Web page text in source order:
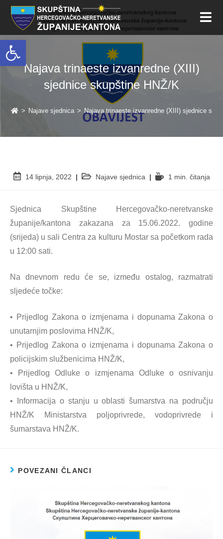
Open toolbar
Najava trinaeste izvanredne (XIII)
sjednice skupštine HNŽ/K
> Najave sjednica > Najava trinaeste izvanredne (XIII) sjednice
14 lipnja, 2022 Najave sjednica 1 min. čitanja
Sjednica Skupštine Hercegovačko-neretvanske
županije/kantona zakazana za 15.06.2022. godine
(srijeda) u sali Centra za kulturu Mostar sa početkom rada
u 12:00 sati.
Na dnevnom redu će se, između ostalog, razmatrati
sljedeće točke:
• Prijedlog Zakona o izmjenama i dopunama Zakona o
unutarnjim poslovima HNŽ/K,
• Prijedlog Zakona o izmjenama i dopunama Zakona o
policijskim službenicima HNŽ/K,
• Prijedlog Odluke o izmjenama Odluke o osnivanju
lovišta u HNŽ/K,
• Informacija o stanju u oblasti šumarstva na području
HNŽ/K Ministarstva poljoprivrede, vodoprivrede i
šumarstava HNŽ/K.
POVEZANI ČLANCI